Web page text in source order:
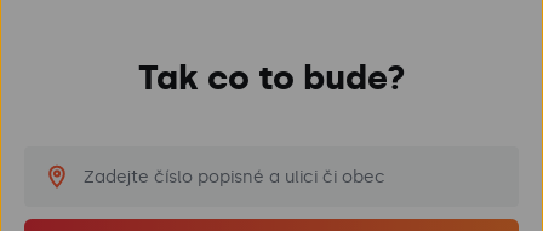
Tak co to bude?